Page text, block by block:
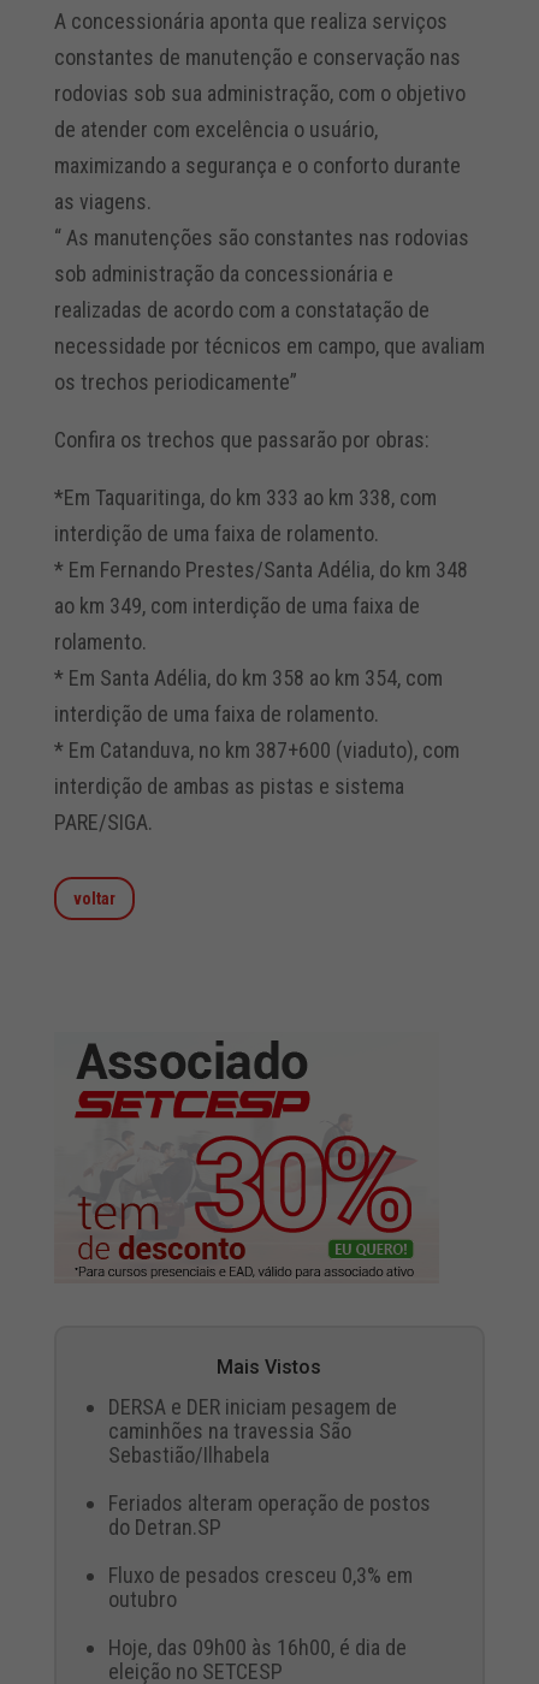
A concessionária aponta que realiza serviços
constantes de manutenção e conservação nas
rodovias sob sua administração, com o objetivo
de atender com excelência o usuário,
maximizando a segurança e o conforto durante
as viagens.
“ As manutenções são constantes nas rodovias
sob administração da concessionária e
realizadas de acordo com a constatação de
necessidade por técnicos em campo, que avaliam
os trechos periodicamente”
Confira os trechos que passarão por obras:
*Em Taquaritinga, do km 333 ao km 338, com
interdição de uma faixa de rolamento.
* Em Fernando Prestes/Santa Adélia, do km 348
ao km 349, com interdição de uma faixa de
rolamento.
* Em Santa Adélia, do km 358 ao km 354, com
interdição de uma faixa de rolamento.
* Em Catanduva, no km 387+600 (viaduto), com
interdição de ambas as pistas e sistema
PARE/SIGA.
voltar
Mais Vistos
DERSA e DER iniciam pesagem de
caminhões na travessia São
Sebastião/Ilhabela
Feriados alteram operação de postos
do Detran.SP
Fluxo de pesados cresceu 0,3% em
outubro
Hoje, das 09h00 às 16h00, é dia de
eleição no SETCESP